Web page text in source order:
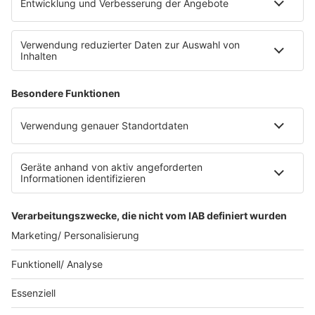
E-Bikes über eine Photovoltaikanlage auf dem …
Impressum
Datenschutzerklärung
Datenschutzeinstellungen
Radioplayer